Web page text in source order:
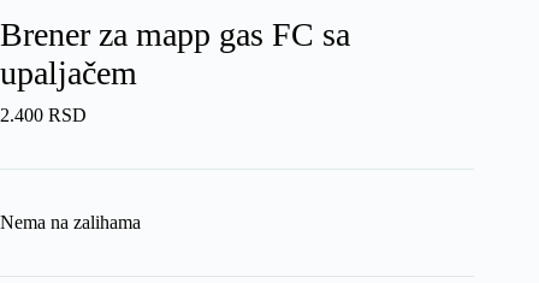
Brener za mapp gas FC sa
upaljačem
2.400 RSD
Nema na zalihama